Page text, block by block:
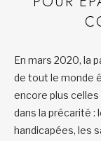
En mars 2020, la
de tout le monde
encore plus
dans la précarité :
handicapées, les